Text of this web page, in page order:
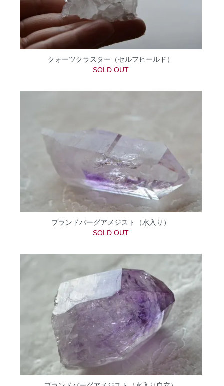
クォーツクラスター（セルフヒールド）
SOLD OUT
ブランドバーグアメジスト（水入り）
SOLD OUT